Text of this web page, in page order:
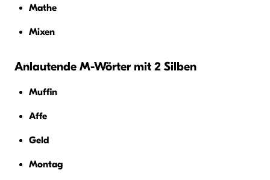
Mathe
Mixen
Anlautende M-Wörter mit 2 Silben
Muffin
Affe
Geld
Montag